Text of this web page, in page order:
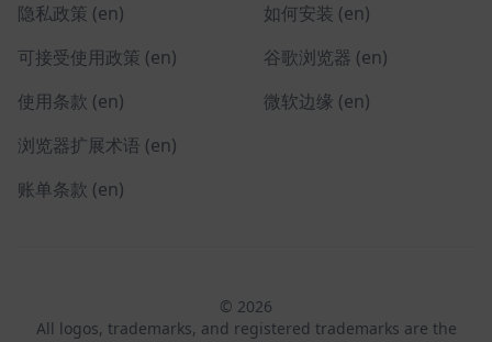
隐私政策 (en)
可接受使用政策 (en)
使用条款 (en)
浏览器扩展术语 (en)
账单条款 (en)
如何安装 (en)
谷歌浏览器 (en)
微软边缘 (en)
© 2026
All logos, trademarks, and registered trademarks are the